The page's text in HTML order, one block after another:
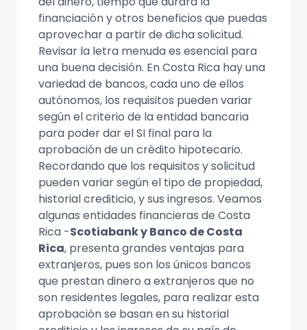
financiación y otros beneficios que puedas
aprovechar a partir de dicha solicitud.
Revisar la letra menuda es esencial para
una buena decisión. En Costa Rica hay una
variedad de bancos, cada uno de ellos
autónomos, los requisitos pueden variar
según el criterio de la entidad bancaria
para poder dar el SI final para la
aprobación de un crédito hipotecario.
Recordando que los requisitos y solicitud
pueden variar según el tipo de propiedad,
historial crediticio, y sus ingresos. Veamos
algunas entidades financieras de Costa
Rica -Scotiabank y Banco de Costa
Rica, presenta grandes ventajas para
extranjeros, pues son los únicos bancos
que prestan dinero a extranjeros que no
son residentes legales, para realizar esta
aprobación se basan en su historial